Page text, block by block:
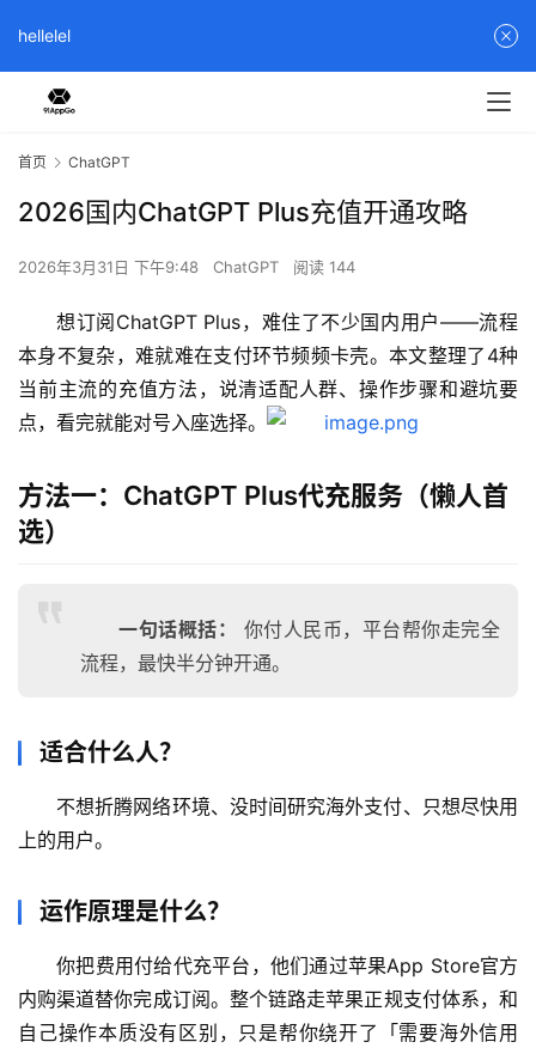
首页 ChatGPT
2026国内ChatGPT Plus充值开通攻略
2026年3月31日 下午9:48 ChatGPT 阅读 144
想订阅ChatGPT Plus，难住了不少国内用户——流程
本身不复杂，难就难在支付环节频频卡壳。本文整理了4种
当前主流的充值方法，说清适配人群、操作步骤和避坑要
点，看完就能对号入座选择。
方法一：ChatGPT Plus代充服务（懒人首
选）
一句话概括：
你付人民币，平台帮你走完全
流程，最快半分钟开通。
适合什么人？
不想折腾网络环境、没时间研究海外支付、只想尽快用
上的用户。
运作原理是什么？
你把费用付给代充平台，他们通过苹果App Store官方
内购渠道替你完成订阅。整个链路走苹果正规支付体系，和
自己操作本质没有区别，只是帮你绕开了「需要海外信用
hellelel